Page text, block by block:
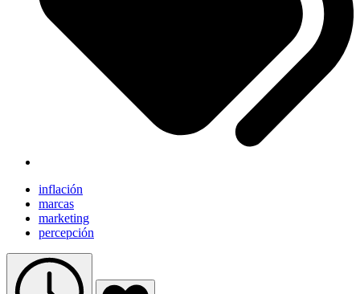
inflación
marcas
marketing
percepción